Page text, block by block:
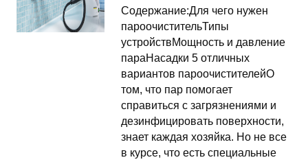
Содержание:Для чего нужен
пароочистительТипы
устройствМощность и давление
параНасадки 5 отличных
вариантов пароочистителейО
том, что пар помогает
справиться с загрязнениями и
дезинфицировать поверхности,
знает каждая хозяйка. Но не все
в курсе, что есть специальные